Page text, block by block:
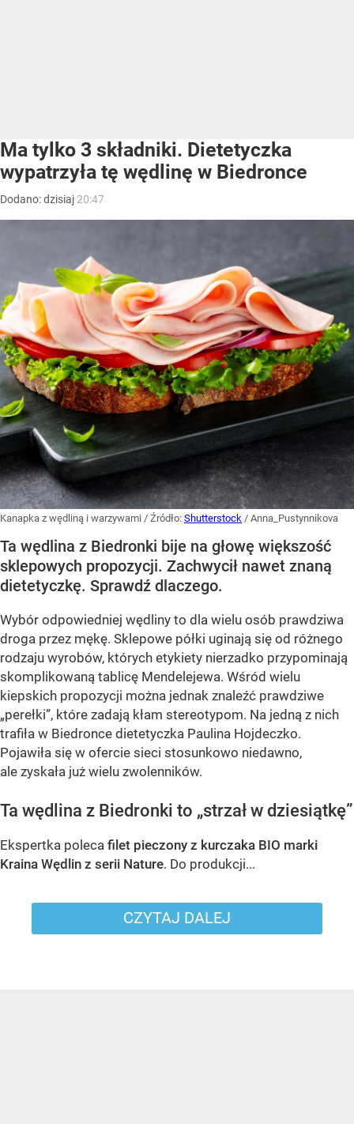
Ma tylko 3 składniki. Dietetyczka
wypatrzyła tę wędlinę w Biedronce
Dodano:dzisiaj 20:47
Kanapka z wędliną i warzywami / Źródło: Shutterstock / Anna_Pustynnikova
Ta wędlina z Biedronki bije na głowę większość
sklepowych propozycji. Zachwycił nawet znaną
dietetyczkę. Sprawdź dlaczego.
Wybór odpowiedniej wędliny to dla wielu osób prawdziwa
droga przez mękę. Sklepowe półki uginają się od różnego
rodzaju wyrobów, których etykiety nierzadko przypominają
skomplikowaną tablicę Mendelejewa. Wśród wielu
kiepskich propozycji można jednak znaleźć prawdziwe
„perełki”, które zadają kłam stereotypom. Na jedną z nich
trafiła w Biedronce dietetyczka Paulina Hojdeczko.
Pojawiła się w ofercie sieci stosunkowo niedawno,
ale zyskała już wielu zwolenników.
Ta wędlina z Biedronki to „strzał w dziesiątkę”
Ekspertka poleca filet pieczony z kurczaka BIO marki
Kraina Wędlin z serii Nature. Do produkcji...
CZYTAJ DALEJ